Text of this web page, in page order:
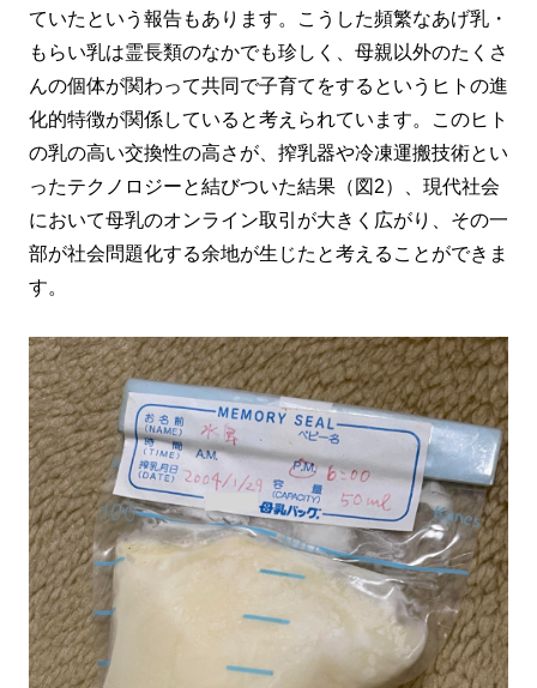
ていたという報告もあります。こうした頻繁なあげ乳・
もらい乳は霊長類のなかでも珍しく、母親以外のたくさ
んの個体が関わって共同で子育てをするというヒトの進
化的特徴が関係していると考えられています。このヒト
の乳の高い交換性の高さが、搾乳器や冷凍運搬技術とい
ったテクノロジーと結びついた結果（図2）、現代社会
において母乳のオンライン取引が大きく広がり、その一
部が社会問題化する余地が生じたと考えることができま
す。